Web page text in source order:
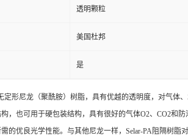
透明颗粒
美国杜邦
是
形尼龙（聚酰胺）树脂，具有优越的透明度，对气体
，也可用于硬包装结构，具有很好的气体O2、CO2和
的优良光学性能。与其他尼龙一样，Selar-PA阻隔树